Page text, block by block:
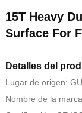
15T Heavy
Surface For
Detalles del
Lugar de origen:
Nombre de la